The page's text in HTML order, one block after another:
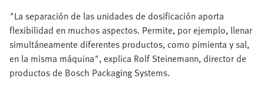
"La separación de las unidades de dosificación aporta
flexibilidad en muchos aspectos. Permite, por ejemplo, llenar
simultáneamente diferentes productos, como pimienta y sal,
en la misma máquina", explica Rolf Steinemann, director de
productos de Bosch Packaging Systems.